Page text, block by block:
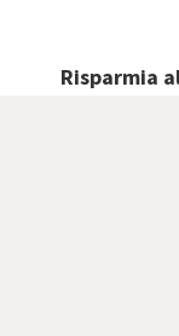
Risparmia